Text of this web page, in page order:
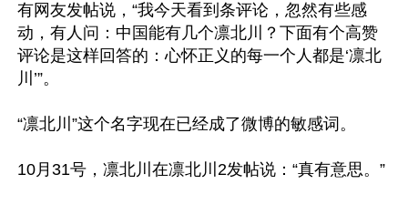
有网友发帖说，“我今天看到条评论，忽然有些感
动，有人问：中国能有几个凛北川？下面有个高赞
评论是这样回答的：心怀正义的每一个人都是‘凛北
川’”。
“凛北川”这个名字现在已经成了微博的敏感词。
10月31号，凛北川在凛北川2发帖说：“真有意思。”